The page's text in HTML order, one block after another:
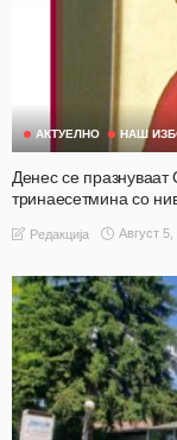
АКТУЕЛНО НАШ
Денес се
тринаесетмина со
Редакција Август 5,